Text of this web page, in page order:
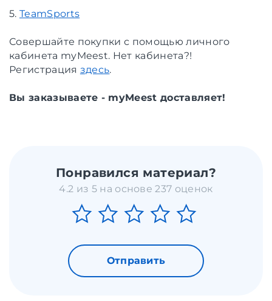
5. TeamSports
Совершайте покупки с помощью личного
кабинета myMeest. Нет кабинета?!
Регистрация здесь.
Вы заказываете - myMeest доставляет!
Понравился материал?
4.2 из 5 на основе 237 оценок
Отправить